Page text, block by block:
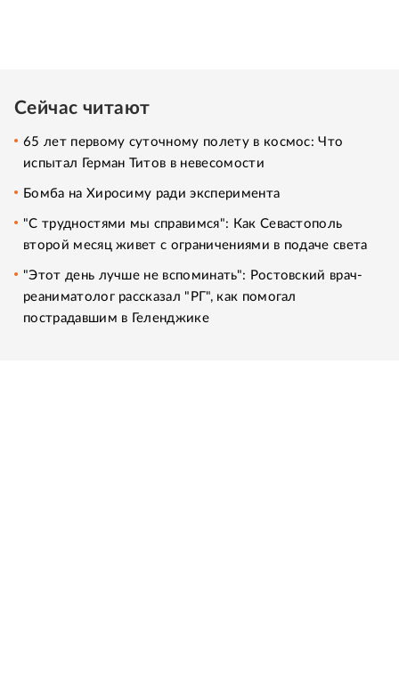
Сейчас читают
65 лет первому суточному полету в космос: Что
испытал Герман Титов в невесомости
Бомба на Хиросиму ради эксперимента
"С трудностями мы справимся": Как Севастополь
второй месяц живет с ограничениями в подаче света
"Этот день лучше не вспоминать": Ростовский врач-
реаниматолог рассказал "РГ", как помогал
пострадавшим в Геленджике